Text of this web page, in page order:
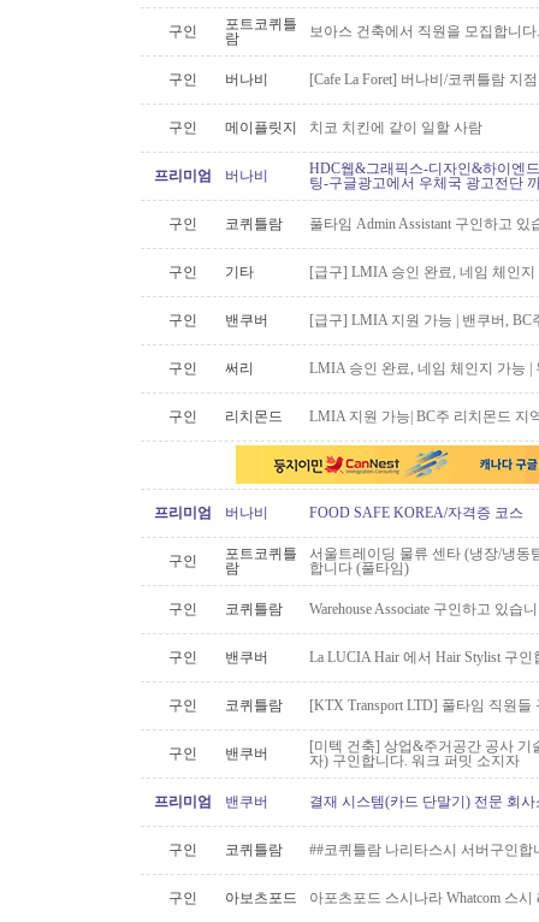
구인
포트코퀴틀
람
보아스 건축에서 직원을 모집합니다.
구인 버나비 [Cafe La Foret] 버나비/코퀴틀람 지
구인 메이플릿지 치코 치킨에 같이 일할 사람
프리미엄 버나비
HDC웹&그래픽스-디자인&하이엔
팅-구글광고에서 우체국 광고전단
구인 코퀴틀람 풀타임 Admin Assistant 구인하고 있
구인 기타 [급구] LMIA 승인 완료, 네임 체인
구인 밴쿠버 [급구] LMIA 지원 가능 | 밴쿠버,
구인 써리 LMIA 승인 완료, 네임 체인지 가능 |
구인 리치몬드 LMIA 지원 가능| BC주 리치몬드 지
프리미엄 버나비 FOOD SAFE KOREA/자격증 코스
구인
포트코퀴틀
람
서울트레이딩 물류 센타 (냉장/냉동
합니다 (풀타임)
구인 코퀴틀람 Warehouse Associate 구인하고 있습
구인 밴쿠버 La LUCIA Hair 에서 Hair Stylist 구인
구인 코퀴틀람 [KTX Transport LTD] 풀타임 직원
구인 밴쿠버
[미텍 건축] 상업&주거공간 공사
자) 구인합니다. 워크 퍼밋 소지자
프리미엄 밴쿠버 결재 시스템(카드 단말기) 전문 회
구인 코퀴틀람 ##코퀴틀람 나리타스시 서버구인합
구인 아보츠포드 아포츠포드 스시나라 Whatcom 스